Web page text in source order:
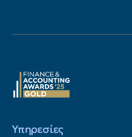
Υπηρεσίες